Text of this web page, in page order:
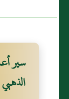
سير
الذهبي